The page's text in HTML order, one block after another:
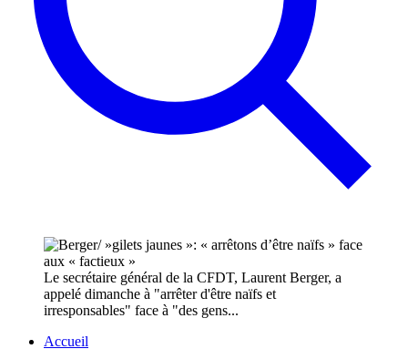
Le secrétaire général de la CFDT, Laurent Berger, a
appelé dimanche à "arrêter d'être naïfs et
irresponsables" face à "des gens...
Accueil